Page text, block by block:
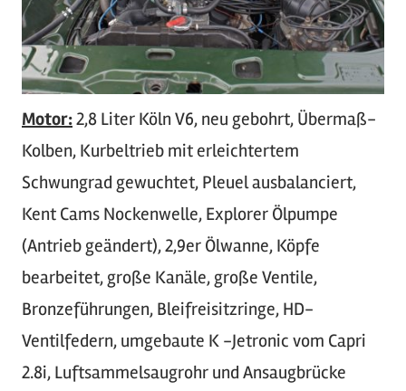
Motor:2,8 Liter Köln V6, neu gebohrt, Übermaß-
Kolben, Kurbeltrieb mit erleichtertem
Schwungrad gewuchtet, Pleuel ausbalanciert,
Kent Cams Nockenwelle, Explorer Ölpumpe
(Antrieb geändert), 2,9er Ölwanne, Köpfe
bearbeitet, große Kanäle, große Ventile,
Bronzeführungen, Bleifreisitzringe, HD-
Ventilfedern, umgebaute K -Jetronic vom Capri
2.8i, Luftsammelsaugrohr und Ansaugbrücke